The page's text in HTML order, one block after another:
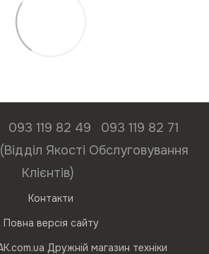
093 119 82 49
093 119 82 71
Якості Обслуговування
Клієнтів)
Контакти
Повна версія сайту
Дружній магазин техніки